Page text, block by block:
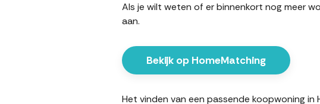
Als je wilt weten of er binnenkort nog meer
aan.
Bekijk op HomeMatching
Het vinden van een passende koopwoning